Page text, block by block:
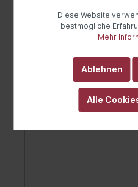
Dichtungssatz,
Diese Website
bestmögliche
Mehr
Ablehnen
Alle